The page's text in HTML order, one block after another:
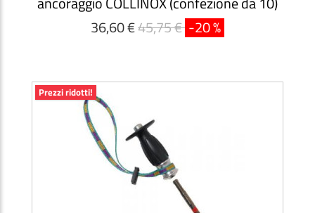
36,60 €45,75 € -20 %
Prezzi ridotti!